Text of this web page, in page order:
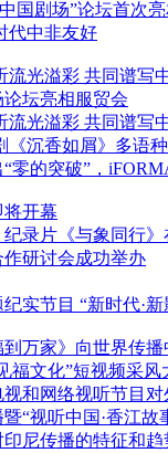
国剧场”论坛首次
代中非友好
流光溢彩 共同谱写
坛亮相服贸会
流光溢彩 共同谱写
《沉香如屑》多语
零的突破”，
开幕
录片《与象同行
研讨会成功举办
实节目 “新时代·
万家》向世界传
福文化”短视频采
和网络视听节目
“视听中国·香江故
尼传播的特征和趋